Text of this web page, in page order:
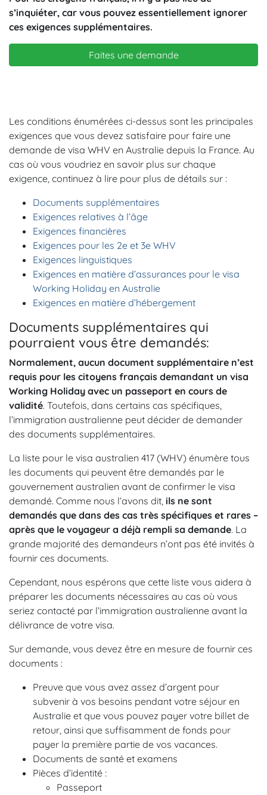
s’inquiéter, car vous pouvez essentiellement ignorer
ces exigences supplémentaires.
Faites une demande
Les conditions énumérées ci-dessus sont les principales
exigences que vous devez satisfaire pour faire une
demande de visa WHV en Australie depuis la France. Au
cas où vous voudriez en savoir plus sur chaque
exigence, continuez à lire pour plus de détails sur :
Documents supplémentaires
Exigences relatives à l’âge
Exigences financières
Exigences pour les 2e et 3e WHV
Exigences linguistiques
Exigences en matière d’assurances pour le visa
Working Holiday en Australie
Exigences en matière d’hébergement
Documents supplémentaires qui
pourraient vous être demandés:
Normalement, aucun document supplémentaire n’est
requis pour les citoyens français demandant un visa
Working Holiday avec un passeport en cours de
validité. Toutefois, dans certains cas spécifiques,
l’immigration australienne peut décider de demander
des documents supplémentaires.
La liste pour le visa australien 417 (WHV) énumère tous
les documents qui peuvent être demandés par le
gouvernement australien avant de confirmer le visa
demandé. Comme nous l’avons dit, ils ne sont
demandés que dans des cas très spécifiques et rares –
après que le voyageur a déjà rempli sa demande. La
grande majorité des demandeurs n’ont pas été invités à
fournir ces documents.
Cependant, nous espérons que cette liste vous aidera à
préparer les documents nécessaires au cas où vous
seriez contacté par l’immigration australienne avant la
délivrance de votre visa.
Sur demande, vous devez être en mesure de fournir ces
documents :
Preuve que vous avez assez d’argent pour
subvenir à vos besoins pendant votre séjour en
Australie et que vous pouvez payer votre billet de
retour, ainsi que suffisamment de fonds pour
payer la première partie de vos vacances.
Documents de santé et examens
Pièces d’identité :
Passeport